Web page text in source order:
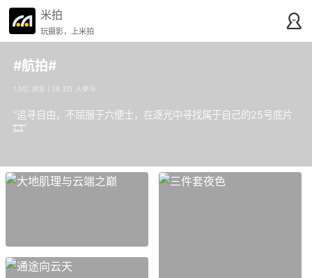
米拍
玩摄影，上米拍
#航拍#
1.5亿 浏览 | 28.3万 人参与
“追寻自由，不屈服于六便士，在逐光中寻找属于自己的25号底片
🎞”